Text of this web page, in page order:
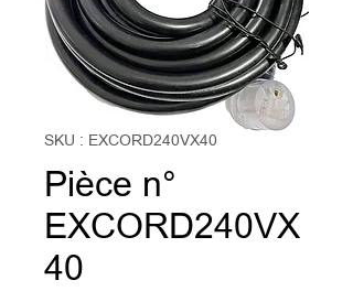
SKU : EXCORD240VX40
Pièce n°
EXCORD240VX
40